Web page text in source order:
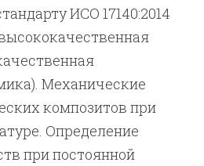
ИСО 17140:2014
Механические
композитов при
Определение
при постоянной